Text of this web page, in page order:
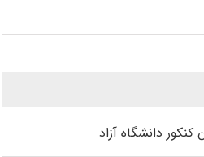
دانشگاه آزاد